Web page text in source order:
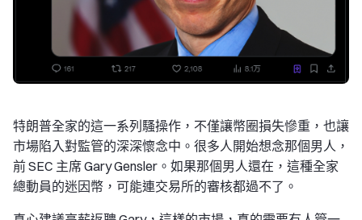
特朗普全家的這一系列騷操作，不僅讓幣圈損失慘重，也讓
市場陷入對監管的深深懷念中。很多人開始想念那個男人，
前 SEC 主席 Gary Gensler。如果那個男人還在，這種全家
總動員的迷因幣，可能連交易所的審核都過不了。